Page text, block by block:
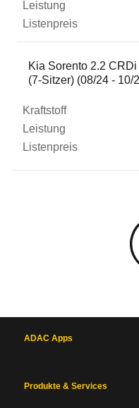
Kia Sorento 2.2
(7-Sitzer) (08/24 - 10/
ADAC Apps
Produkte & Services